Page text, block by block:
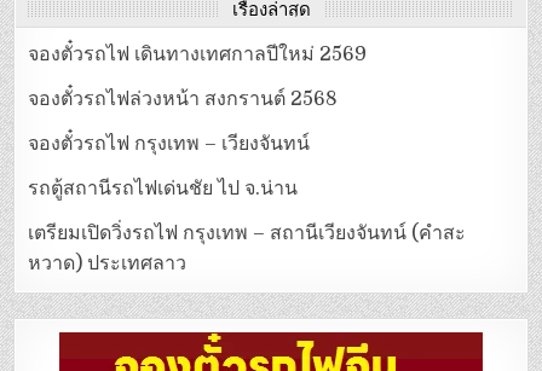
เรื่องล่าสุด
จองตั๋วรถไฟ เดินทางเทศกาลปีใหม่ 2569
จองตั๋วรถไฟล่วงหน้า สงกรานต์ 2568
จองตั๋วรถไฟ กรุงเทพ – เวียงจันทน์
รถตู้สถานีรถไฟเด่นชัย ไป จ.น่าน
เตรียมเปิดวิ่งรถไฟ กรุงเทพ – สถานีเวียงจันทน์ (คำสะ
หวาด) ประเทศลาว